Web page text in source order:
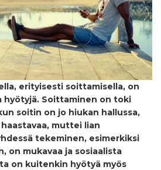
erityisesti soittamisella, on
hyötyjä. Soittaminen on toki
soitin on jo hiukan hallussa,
muttei lian
tekeminen, esimerkiksi
on mukavaa ja sosiaalista
on kuitenkin hyötyä myös